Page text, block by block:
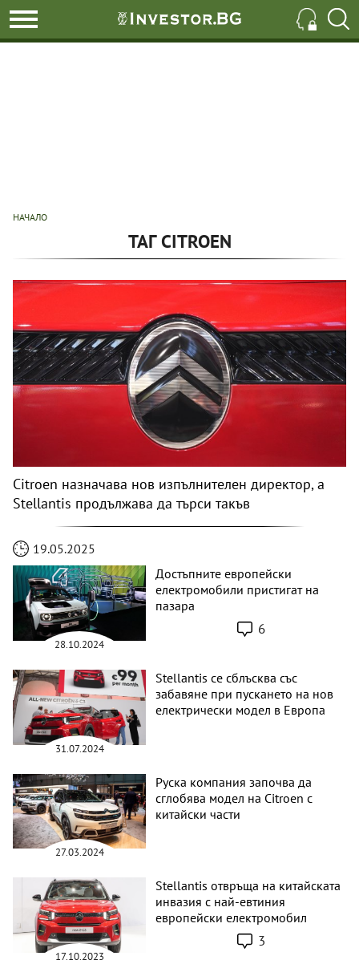
НАЧАЛО
ТАГ CITROEN
Citroen назначава нов изпълнителен директор, a
Stellantis продължава да търси такъв
19.05.2025
28.10.2024
Достъпните европейски
електромобили пристигат на
пазара
6
31.07.2024
Stellantis се сблъсква със
забавяне при пускането на нов
електрически модел в Европа
27.03.2024
Руска компания започва да
сглобява модел на Citroen с
китайски части
17.10.2023
Stellantis отвръща на китайската
инвазия с най-евтиния
европейски електромобил
3